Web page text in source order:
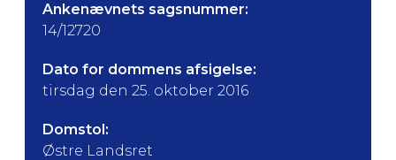
Ankenævnets sagsnummer:
14/12720
Dato for dommens afsigelse:
tirsdag den 25. oktober 2016
Domstol:
Østre Landsret